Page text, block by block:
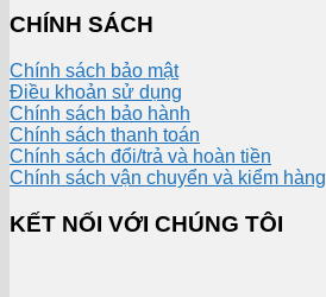
CHÍNH SÁCH
Chính sách bảo mật
Điều khoản sử dụng
Chính sách bảo hành
Chính sách thanh toán
Chính sách đổi/trả và hoàn tiền
Chính sách vận chuyển và kiểm hàng
KẾT NỐI VỚI CHÚNG TÔI